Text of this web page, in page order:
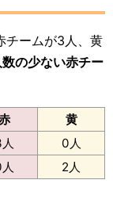
チームが3人、黄
数の少ない赤チー
黄
0人
2人